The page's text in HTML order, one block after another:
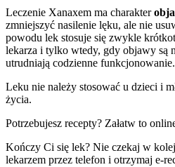
Leczenie Xanaxem ma charakter
zmniejszyć nasilenie lęku, ale nie
powodu lek stosuje się zwykle
lekarza i tylko wtedy, gdy objawy są
utrudniają codzienne funkcjonowanie.
Leku nie należy stosować u dzieci i
życia.
Potrzebujesz recepty? Załatw to
Kończy Ci się lek? Nie czekaj w
lekarzem przez telefon i otrzymaj e-